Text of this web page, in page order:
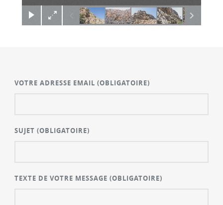
VOTRE ADRESSE EMAIL(OBLIGATOIRE)
SUJET(OBLIGATOIRE)
TEXTE DE VOTRE MESSAGE(OBLIGATOIRE)